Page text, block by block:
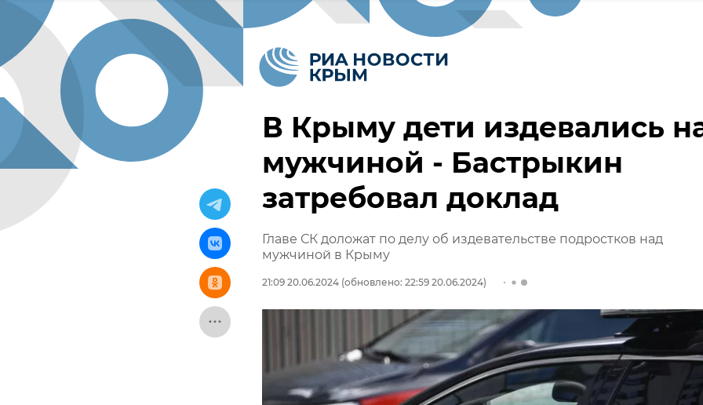
В Крыму дети издевались
мужчиной - Бастрыкин
затребовал доклад
Главе СК доложат по делу об издевательстве подростков над
мужчиной в Крыму
21:09 20.06.2024 (обновлено: 22:59 20.06.2024)